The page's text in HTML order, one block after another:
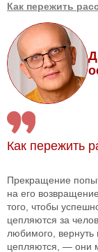
Как пережить
Как пережить
Прекращение
на его
того, чтобы
цепляются за
любимого, вернуть
цепляются, — они